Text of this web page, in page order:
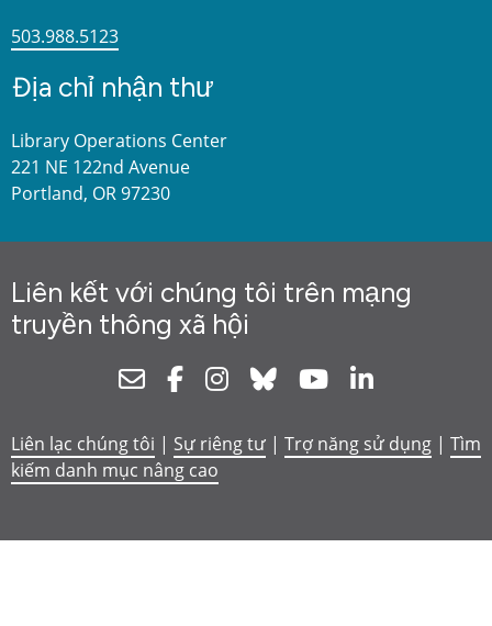
503.988.5123
Địa chỉ nhận thư
Library Operations Center
221 NE 122nd Avenue
Portland, OR 97230
Liên kết với chúng tôi trên mạng
truyền thông xã hội
NewsletterFacebookInstagram
Bluesky Youtube
Liên lạc chúng tôi | Sự riêng tư | Trợ năng sử dụng | Tìm
kiếm danh mục nâng cao